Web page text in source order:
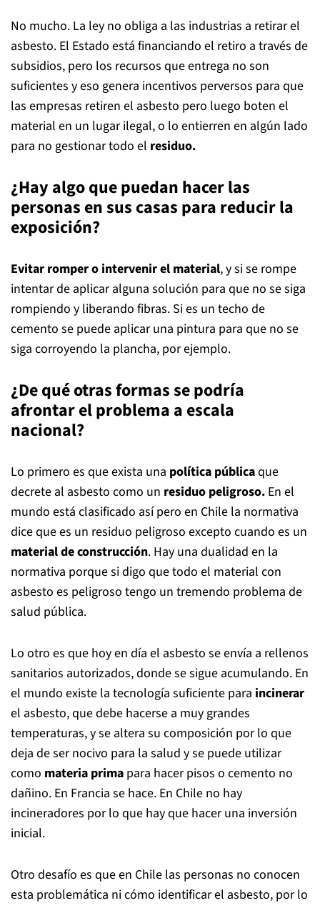
No mucho. La ley no obliga a las industrias a retirar el
asbesto. El Estado está financiando el retiro a través de
subsidios, pero los recursos que entrega no son
suficientes y eso genera incentivos perversos para que
las empresas retiren el asbesto pero luego boten el
material en un lugar ilegal, o lo entierren en algún lado
para no gestionar todo el residuo.
¿Hay algo que puedan hacer las
personas en sus casas para reducir la
exposición?
Evitar romper o intervenir el material, y si se rompe
intentar de aplicar alguna solución para que no se siga
rompiendo y liberando fibras. Si es un techo de
cemento se puede aplicar una pintura para que no se
siga corroyendo la plancha, por ejemplo.
¿De qué otras formas se podría
afrontar el problema a escala
nacional?
Lo primero es que exista una política públicaque
decrete al asbesto como un residuo peligroso. En el
mundo está clasificado así pero en Chile la normativa
dice que es un residuo peligroso excepto cuando es un
material de construcción. Hay una dualidad en la
normativa porque si digo que todo el material con
asbesto es peligroso tengo un tremendo problema de
salud pública.
Lo otro es que hoy en día el asbesto se envía a rellenos
sanitarios autorizados, donde se sigue acumulando. En
el mundo existe la tecnología suficiente para incinerar
el asbesto, que debe hacerse a muy grandes
temperaturas, y se altera su composición por lo que
deja de ser nocivo para la salud y se puede utilizar
como materia prima para hacer pisos o cemento no
dañino. En Francia se hace. En Chile no hay
incineradores por lo que hay que hacer una inversión
inicial.
Otro desafío es que en Chile las personas no conocen
esta problemática ni cómo identificar el asbesto, por lo